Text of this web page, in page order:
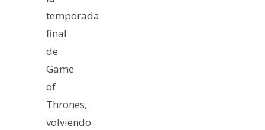
temporada
final
de
Game
of
Thrones,
volviendo